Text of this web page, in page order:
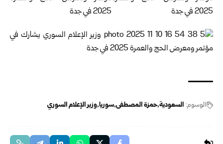
الوسوم: السعودية حمزة المصطفى سوريا وزير الإعلام السوري